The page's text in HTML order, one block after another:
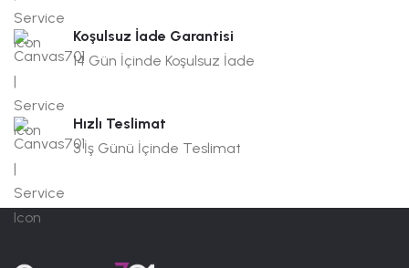
Koşulsuz İade Garantisi
14 Gün İçinde Koşulsuz İade
Hızlı Teslimat
3 İş Günü İçinde Teslimat